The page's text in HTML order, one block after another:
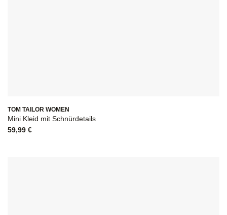
TOM TAILOR WOMEN
Mini Kleid mit Schnürdetails
59,99 €